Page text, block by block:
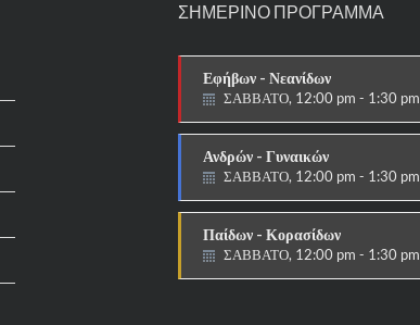
ΣΗΜΕΡΙΝΟ ΠΡΟΓΡΑΜΜΑ
Εφήβων - Νεανίδων
ΣΑΒΒΑΤΟ, 12:00 pm - 1:30 pm
Ανδρών - Γυναικών
ΣΑΒΒΑΤΟ, 12:00 pm - 1:30 pm
Παίδων - Κορασίδων
ΣΑΒΒΑΤΟ, 12:00 pm - 1:30 pm